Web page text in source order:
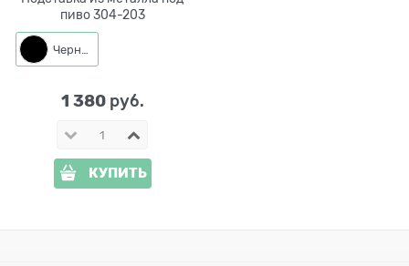
пиво 304-203
1 380 руб.
КУПИТЬ